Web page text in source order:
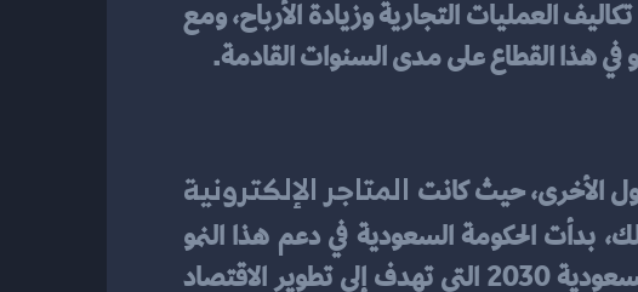
في هذا القطاع على مدى السنوات القادمة.
الأخرى، حيث كانت